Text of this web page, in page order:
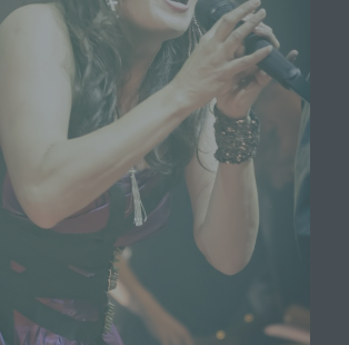
die andere Cookies enthalten,
Ein bestimmter Internetbrowser
eindeutige Cookie-ID wiedererkannt
werden.
von Cookies kann den Nutzern
nutzerfreundlichere Services
die ohne die Cookie-Setzung nicht
Cookies können die Informationen
auf unserer Internetseite im Sinne
optimiert werden. Cookies
wie bereits erwähnt, die
Internetseite wiederzuerkennen.
Wiedererkennung ist es, den